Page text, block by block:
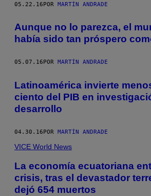
05.22.16POR MARTÍN ANDRADE
Aunque no lo parezca, el
había sido tan próspero
05.07.16 POR MARTÍN ANDRADE
Latinoamérica invierte
ciento del PIB en
desarrollo
04.30.16POR MARTÍN ANDRADE
VICE World News
La economía ecuatoriana
crisis, tras el devastador
dejó 654 muertos